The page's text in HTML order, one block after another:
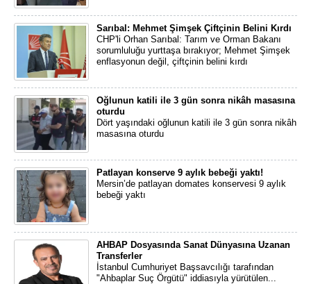
Sarıbal: Mehmet Şimşek Çiftçinin Belini Kırdı
CHP'li Orhan Sarıbal: Tarım ve Orman Bakanı
sorumluluğu yurttaşa bırakıyor; Mehmet Şimşek
enflasyonun değil, çiftçinin belini kırdı
Oğlunun katili ile 3 gün sonra nikâh masasına
oturdu
Dört yaşındaki oğlunun katili ile 3 gün sonra nikâh
masasına oturdu
Patlayan konserve 9 aylık bebeği yaktı!
Mersin’de patlayan domates konservesi 9 aylık
bebeği yaktı
AHBAP Dosyasında Sanat Dünyasına Uzanan
Transferler
İstanbul Cumhuriyet Başsavcılığı tarafından
"Ahbaplar Suç Örgütü" iddiasıyla yürütülen...